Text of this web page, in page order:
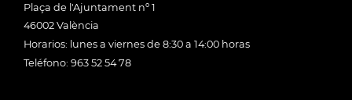
Plaça de l'Ajuntament nº 1
46002 València
Horarios: lunes a viernes de 8:30 a 14:00 horas
Teléfono: 963 52 54 78